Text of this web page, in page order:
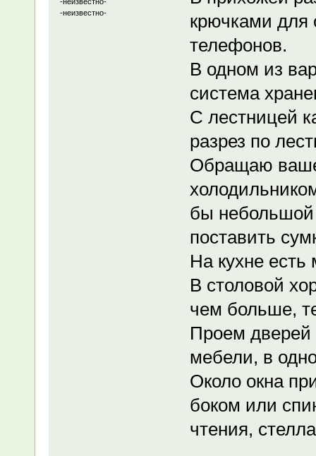
-неизвестно-
крючками для
телефонов.
В одном из
система
С лестницей
разрез по
Обращаю
бы небольшой
поставить
На кухне есть
В столовой
чем больше,
Проем дверей
мебели, в
Около окна
боком или
чтения,